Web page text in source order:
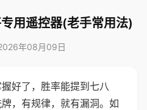
用遥控器(老手常用法)
年08月09日
好了，胜率能提到七八
，有规律，就有漏洞。如